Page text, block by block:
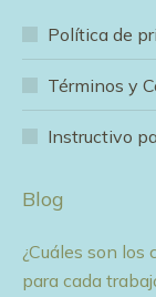
new
window
newnew
Política de
Términos y
Instructivo
Blog
¿Cuáles son los
para cada